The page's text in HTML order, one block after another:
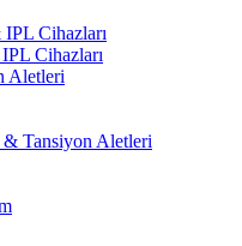
Cihazları
Cihazları
Aletleri
Tansiyon Aletleri